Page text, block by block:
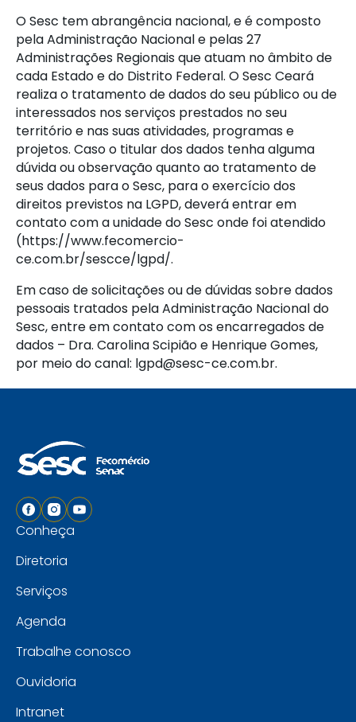
O Sesc tem abrangência nacional, e é composto
pela Administração Nacional e pelas 27
Administrações Regionais que atuam no âmbito de
cada Estado e do Distrito Federal. O Sesc Ceará
realiza o tratamento de dados do seu público ou de
interessados nos serviços prestados no seu
território e nas suas atividades, programas e
projetos. Caso o titular dos dados tenha alguma
dúvida ou observação quanto ao tratamento de
seus dados para o Sesc, para o exercício dos
direitos previstos na LGPD, deverá entrar em
contato com a unidade do Sesc onde foi atendido
(https://www.fecomercio-
ce.com.br/sescce/lgpd/.
Em caso de solicitações ou de dúvidas sobre dados
pessoais tratados pela Administração Nacional do
Sesc, entre em contato com os encarregados de
dados – Dra. Carolina Scipião e Henrique Gomes,
por meio do canal: lgpd@sesc-ce.com.br.
Conheça
Diretoria
Serviços
Agenda
Trabalhe conosco
Ouvidoria
Intranet